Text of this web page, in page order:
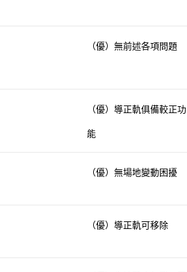
（優）無前述各項問題
（優）導正軌俱備較正功
能
（優）無場地變動困擾
（優）導正軌可移除